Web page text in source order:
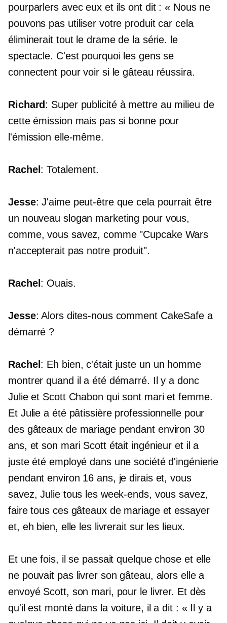
pourparlers avec eux et ils ont dit : « Nous ne
pouvons pas utiliser votre produit car cela
éliminerait tout le drame de la série. le
spectacle. C'est pourquoi les gens se
connectent pour voir si le gâteau réussira.
Richard: Super publicité à mettre au milieu de
cette émission mais pas si bonne pour
l'émission elle-même.
Rachel : Totalement.
Jesse: J'aime peut-être que cela pourrait être
un nouveau slogan marketing pour vous,
comme, vous savez, comme "Cupcake Wars
n'accepterait pas notre produit".
Rachel : Ouais.
Jesse: Alors dites-nous comment CakeSafe a
démarré ?
Rachel : Eh bien, c'était juste un un homme
montrer quand il a été démarré. Il y a donc
Julie et Scott Chabon qui sont mari et femme.
Et Julie a été pâtissière professionnelle pour
des gâteaux de mariage pendant environ 30
ans, et son mari Scott était ingénieur et il a
juste été employé dans une société d'ingénierie
pendant environ 16 ans, je dirais et, vous
savez, Julie tous les week-ends, vous savez,
faire tous ces gâteaux de mariage et essayer
et, eh bien, elle les livrerait sur les lieux.
Et une fois, il se passait quelque chose et elle
ne pouvait pas livrer son gâteau, alors elle a
envoyé Scott, son mari, pour le livrer. Et dès
qu'il est monté dans la voiture, il a dit : « Il y a